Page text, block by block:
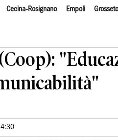
Cecina-Rosignano Empoli